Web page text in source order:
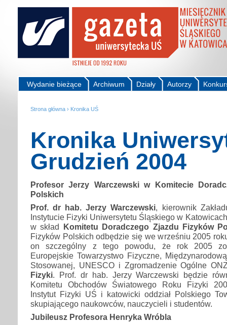
Autorzy
Działy
Archiwum
Wydanie bieżące
Strona główna › Kronika UŚ
Kronika
Grudzień 2004
Profesor Jerzy Warczewski w Komitecie
Polskich
Prof. dr hab. Jerzy Warczewski, kierownik
Instytucie Fizyki Uniwersytetu Śląskiego w
w skład Komitetu Doradczego Zjazdu Fizyków
Fizyków Polskich odbędzie się we wrześniu 2005
on szczególny z tego powodu, że rok 2005
Europejskie Towarzystwo Fizyczne,
Stosowanej, UNESCO i Zgromadzenie Ogólne
Fizyki. Prof. dr hab. Jerzy Warczewski będzie
Komitetu Obchodów Światowego Roku Fizyki
Instytut Fizyki UŚ i katowicki oddział Polskiego
skupiającego naukowców, nauczycieli i studentów.
Jubileusz Profesora Henryka Wróbla